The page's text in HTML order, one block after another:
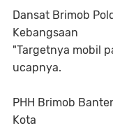
Dansat Brimob
Kebangsaan
"Targetnya mobil
ucapnya.
PHH Brimob
Kota